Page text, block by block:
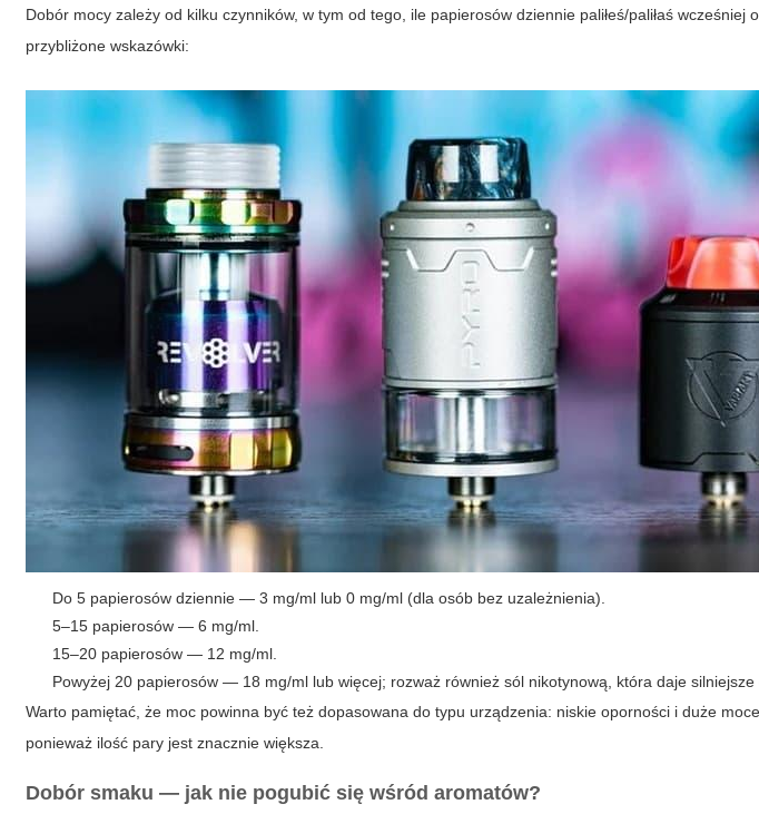
Dobór mocy zależy od kilku czynników, w tym od tego, ile papierosów dziennie paliłeś/paliłaś
przybliżone wskazówki:
Do 5 papierosów dziennie — 3 mg/ml lub 0 mg/ml (dla osób bez uzależnienia).
5–15 papierosów — 6 mg/ml.
15–20 papierosów — 12 mg/ml.
Powyżej 20 papierosów — 18 mg/ml lub więcej; rozważ również sól nikotynową, która daje
Warto pamiętać, że moc powinna być też dopasowana do typu urządzenia: niskie oporności i duże
ponieważ ilość pary jest znacznie większa.
Dobór smaku — jak nie pogubić się wśród aromatów?